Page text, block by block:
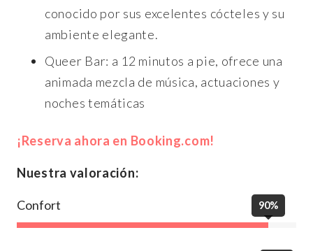
conocido por sus excelentes cócteles y su
ambiente elegante.
Queer Bar: a 12 minutos a pie, ofrece una
animada mezcla de música, actuaciones y
noches temáticas
¡Reserva ahora en Booking.com!
Nuestra valoración:
Confort 90%